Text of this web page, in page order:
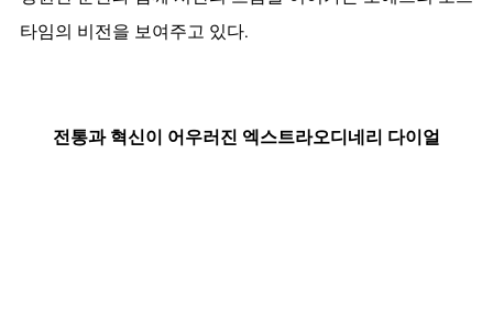
타임의 비전을 보여주고 있다.
전통과 혁신이 어우러진 엑스트라오디네리 다이얼